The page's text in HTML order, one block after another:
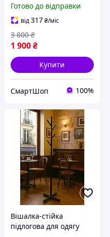
стійка з дерев'яними
полицями для
зберігання речей
Готово до відправки
від317₴/міс
1 900₴
3 800 ₴
Купити
СмартШоп 100%
Вішалка-стійка
підлогова для одягу